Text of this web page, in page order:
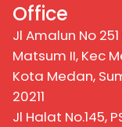
Office
Jl Amalun No
Matsum II, Kec
Kota Medan,
20211
Jl Halat No.145,